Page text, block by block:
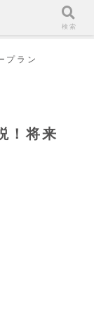
プラン
！将来
検索